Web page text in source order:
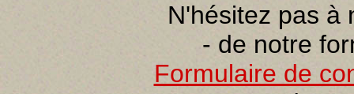
N'hésitez pas à
- de notre
Formulaire de